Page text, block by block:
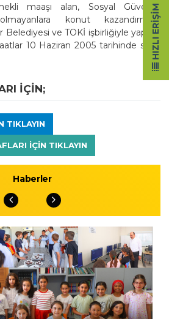
maaşı alan, Sosyal Güvenlik
konut kazandırmayı
ve TOKİ işbirliğiyle yapılan
10 Haziran 2005 tarihinde sona
IÇIN;
TIKLAYIN
IÇIN TIKLAYIN
Haberler
HIZLI ERIŞIM